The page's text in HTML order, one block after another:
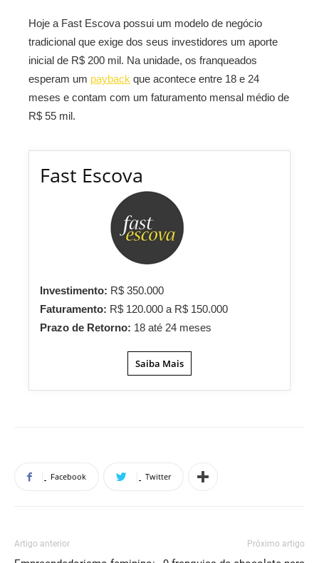
Hoje a Fast Escova possui um modelo de negócio
tradicional que exige dos seus investidores um aporte
inicial de R$ 200 mil. Na unidade, os franqueados
esperam um payback que acontece entre 18 e 24
meses e contam com um faturamento mensal médio de
R$ 55 mil.
Fast Escova
Investimento: R$ 350.000
Faturamento: R$ 120.000 a R$ 150.000
Prazo de Retorno: 18 até 24 meses
Saiba Mais
Facebook Twitter
Artigo anterior Próximo artigo